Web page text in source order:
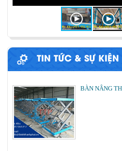
TIN TỨC & SỰ KIỆN
Cùng tìm hiểu về
trong các lĩnh
BÀN NÂNG